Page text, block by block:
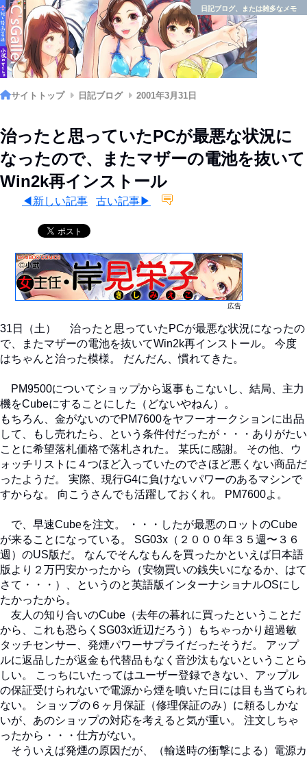
日記ブログ、または雑多なメモ
サイトトップ 日記ブログ 2001年3月31日
治ったと思っていたPCが最悪な状況に
なったので、またマザーの電池を抜いて
Win2k再インストール
◀新しい記事 古い記事▶
広告
31日（土） 治ったと思っていたPCが最悪な状況になったの
で、またマザーの電池を抜いてWin2k再インストール。 今度
はちゃんと治った模様。 だんだん、慣れてきた。
PM9500についてショップから返事もこないし、結局、主力
機をCubeにすることにした（どないやねん）。
もちろん、金がないのでPM7600をヤフーオークションに出品
して、もし売れたら、という条件付だったが・・・ありがたい
ことに希望落札価格で落札された。 某氏に感謝。 その他、ウ
ォッチリストに４つほど入っていたのでさほど悪くない商品だ
ったようだ。 実際、現行G4に負けないパワーのあるマシンで
すからな。 向こうさんでも活躍しておくれ。 PM7600よ。
で、早速Cubeを注文。 ・・・したが最悪のロットのCube
が来ることになっている。 SG03x（２０００年３５週〜３６
週）のUS版だ。 なんでそんなもんを買ったかといえば日本語
版より２万円安かったから（安物買いの銭失いになるか、はて
さて・・・）、というのと英語版インターナショナルOSにし
たかったから。
友人の知り合いのCube（去年の暮れに買ったということだ
から、これも恐らくSG03x近辺だろう）もちゃっかり超過敏
タッチセンサー、発煙パワーサプライだったそうだ。 アップ
ルに返品したが返金も代替品もなく音沙汰もないということら
しい。 こっちにいたってはユーザー登録できない、アップル
の保証受けられないで電源から煙を噴いた日には目も当てられ
ない。 ショップの６ヶ月保証（修理保証のみ）に頼るしかな
いが、あのショップの対応を考えると気が重い。 注文しちゃ
ったから・・・仕方がない。
そういえば発煙の原因だが、（輸送時の衝撃による）電源カ